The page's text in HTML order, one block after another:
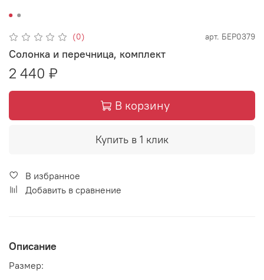
(0) арт. БЕР0379
Солонка и перечница, комплект
2 440 ₽
В корзину
Купить в 1 клик
В избранное
Добавить в сравнение
Описание
Размер: